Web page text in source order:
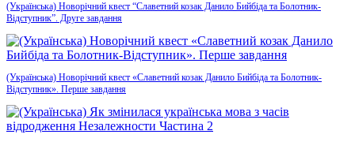
(Українська) Новорічний квест “Славетний козак Данило Бийбіда та Болотник-
Відступник”. Друге завдання
(Українська) Новорічний квест «Славетний козак Данило Бийбіда та Болотник-
Відступник». Перше завдання